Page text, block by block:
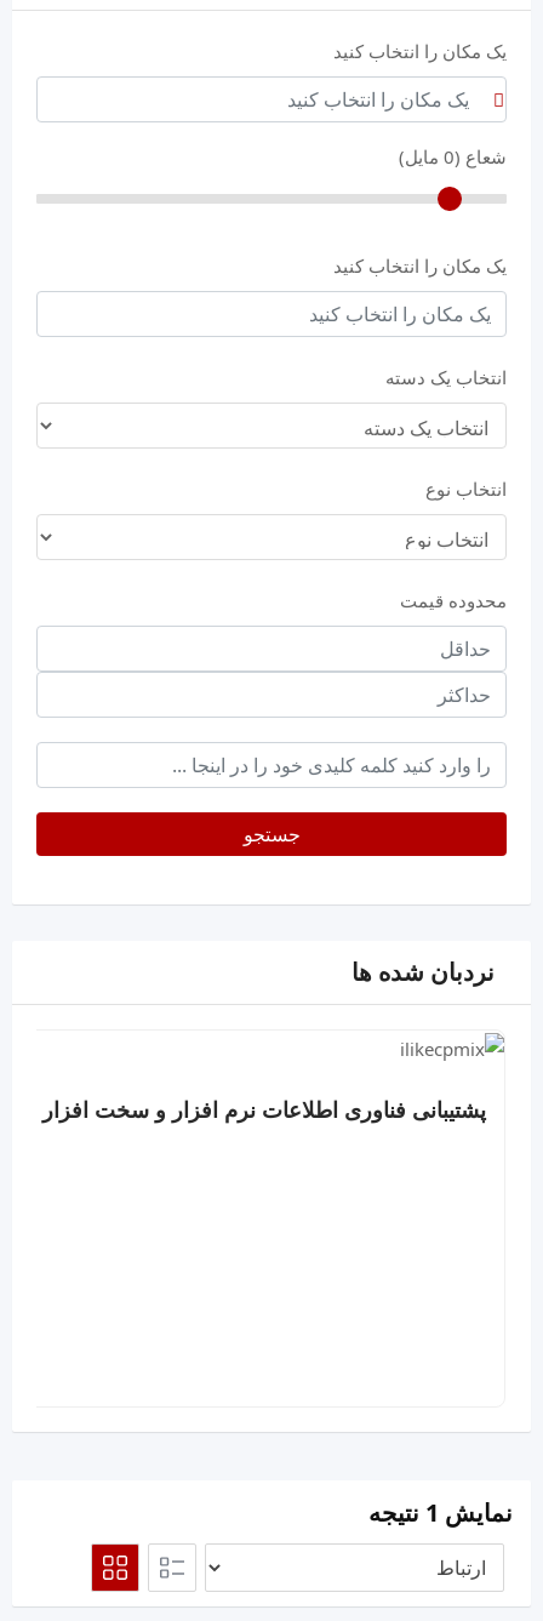
یک مکان را انتخاب کنید
شعاع (0 مایل)
یک مکان را انتخاب کنید
انتخاب یک دسته
انتخاب نوع
محدوده قیمت
حداقل
قیمت
حداکثر
keyword
جستجو
نردبان شده ها
پشتیبانی فناوری اطلاعات نرم افزار و سخت افزار
نمایش 1 نتیجه